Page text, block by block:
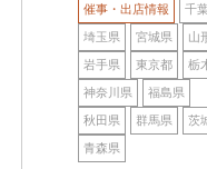
催事・出店情報 千
埼玉県 宮城県 山
岩手県 東京都 栃
神奈川県 福島県
秋田県 群馬県 茨
青森県